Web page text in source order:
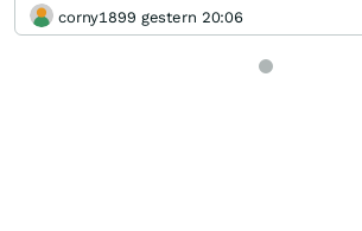
corny1899 gestern 20:06